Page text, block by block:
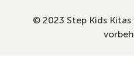
© 2023 Step Kids